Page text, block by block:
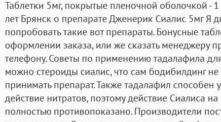
Таблетки 5мг, покрытые пленочной оболочкой -
лет Брянск о препарате Дженерик Сиалис 5мг Я
попробовать такие вот препараты. Бонусные
оформлении заказа, или же сказать менеджеру
телефону. Советы по применению тадалафила
можно стероиды сиалис, что сам бодибилдинг
принимать препарат. Также тадалафил способен
действие нитратов, поэтому действие Сиалиса
полностью противопоказано. Производители